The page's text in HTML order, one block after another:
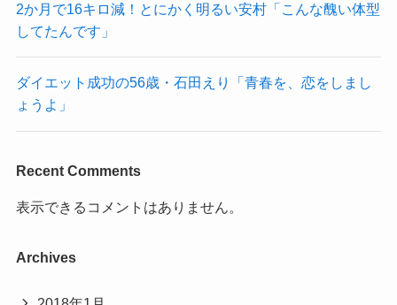
2か月で16キロ減！とにかく明るい安村「こんな醜い体型
してたんです」
ダイエット成功の56歳・石田えり「青春を、恋をしまし
ょうよ」
Recent Comments
表示できるコメントはありません。
Archives